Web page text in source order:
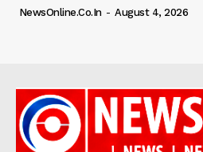
NewsOnline.co.in - August 4, 2026